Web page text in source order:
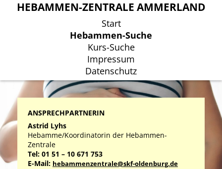
HEBAMMEN-ZENTRALE AMMERLAND
Start
Hebammen-Suche
Kurs-Suche
Impressum
Datenschutz
HEBAMMEN-ZENTRALE AMMERLAND
Start
Hebammen-Suche
Kurs-Suche
Impressum
Datenschutz
ANSPRECHPARTNERIN
Astrid Lyhs
Hebamme/Koordinatorin der Hebammen-
Zentrale
Tel: 01 51 – 10 671 753
E-Mail: hebammenzentrale@skf-oldenburg.de